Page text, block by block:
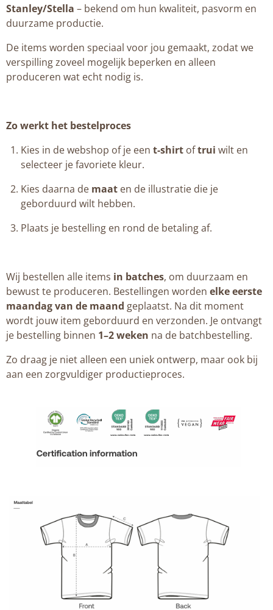
Stanley/Stella – bekend om hun kwaliteit, pasvorm en
duurzame productie.
De items worden speciaal voor jou gemaakt, zodat we
verspilling zoveel mogelijk beperken en alleen
produceren wat echt nodig is.
Zo werkt het bestelproces
Kies in de webshop of je een t-shirt oftrui wilt en
selecteer je favoriete kleur.
Kies daarna de maat en de illustratie die je
geborduurd wilt hebben.
Plaats je bestelling en rond de betaling af.
Wij bestellen alle items in batches, om duurzaam en
bewust te produceren. Bestellingen worden elke eerste
maandag van de maand geplaatst. Na dit moment
wordt jouw item geborduurd en verzonden. Je ontvangt
je bestelling binnen 1–2 weken na de batchbestelling.
Zo draag je niet alleen een uniek ontwerp, maar ook bij
aan een zorgvuldiger productieproces.